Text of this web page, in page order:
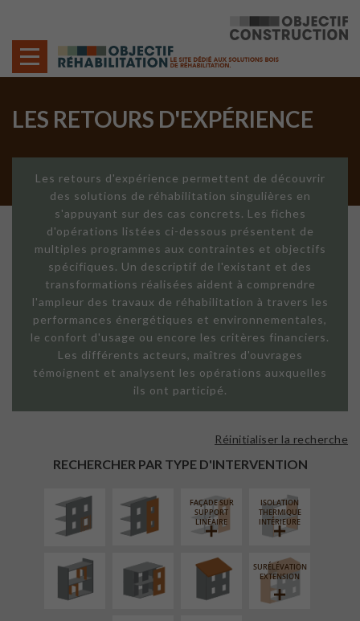
LES RETOURS D'EXPÉRIENCE
Les retours d'expérience permettent de découvrir
des solutions de réhabilitation singulières en
s'appuyant sur des cas concrets. Les fiches
d'opérations listées ci-dessous présentent de
multiples programmes aux contraintes et objectifs
spécifiques. Un descriptif de l'existant et des
transformations réalisées aident à comprendre
l'ampleur des travaux de réhabilitation à travers les
performances énergétiques et environnementales,
le confort d'usage ou encore les critères financiers.
Les différents acteurs, maîtres d'ouvrages
témoignent et analysent les opérations auxquelles
ils ont participé.
RECHERCHER PAR TYPE D'INTERVENTION
Réinitialiser la recherche
EXTÉRIEURE
FAÇADE SUR
SUPPORT
LINÉAIRE
ISOLATION
THERMIQUE
INTÉRIEURE
RÉAMÉNAGEMENT
INTÉRIEUR
FERMETURE
LOGGIAS
RÉFECTION DES
TOITURES
SURÉLÉVATION
EXTENSION